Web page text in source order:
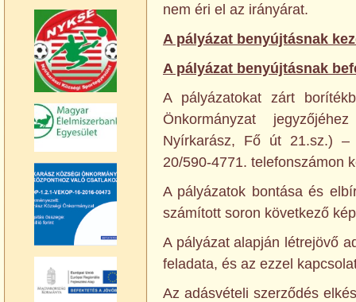
nem éri el az irányárat.
A pályázat benyújtásnak
A pályázat benyújtásnak
A pályázatokat zárt
Önkormányzat
Nyírkarász, Fő út 21.sz.) –
20/590-4771. telefonszámon
A pályázatok bontása és
számított soron következő
A pályázat alapján létrejövő
feladata, és az ezzel
Az adásvételi szerződés